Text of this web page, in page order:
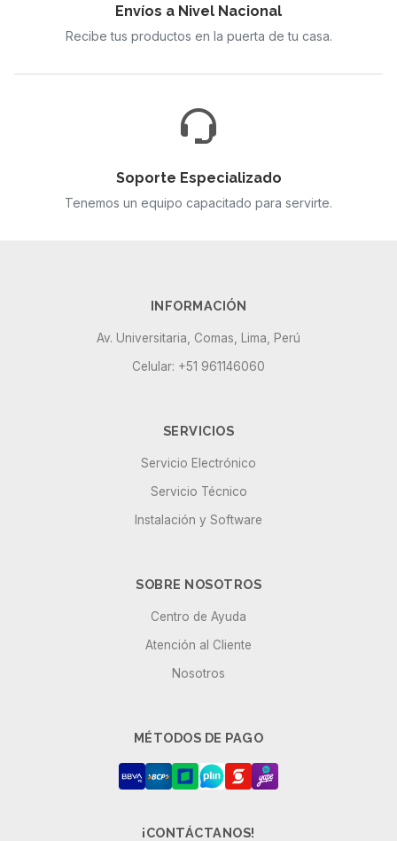
Envíos a Nivel Nacional
Recibe tus productos en la puerta de tu casa.
Soporte Especializado
Tenemos un equipo capacitado para servirte.
INFORMACIÓN
Av. Universitaria, Comas, Lima, Perú
Celular: +51 961146060
SERVICIOS
Servicio Electrónico
Servicio Técnico
Instalación y Software
SOBRE NOSOTROS
Centro de Ayuda
Atención al Cliente
Nosotros
MÉTODOS DE PAGO
¡CONTÁCTANOS!